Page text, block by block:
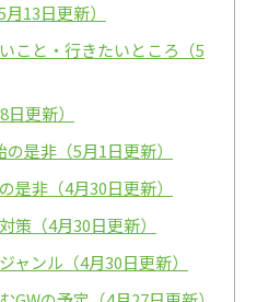
13日更新）
こと・行きたいところ（5
更新）
是非（5月1日更新）
是非（4月30日更新）
策（4月30日更新）
ャンル（4月30日更新）